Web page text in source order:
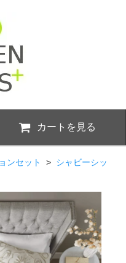
カートを見る
ンセット > シャビーシッ